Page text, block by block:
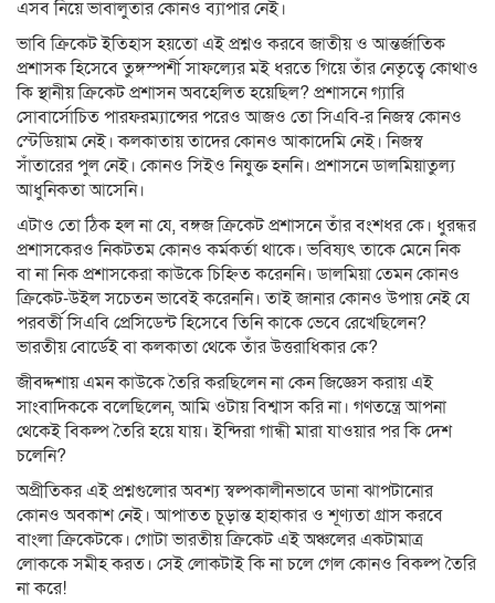
এসব নিয়ে ভাবালুতার কোনও ব্যাপার নেই।
ভাবি ক্রিকেট ইতিহাস হয়তো এই প্রশ্নও করবে জাতীয় ও আন্তর্জাতিক
প্রশাসক হিসেবে তুঙ্গস্পর্শী সাফল্যের মই ধরতে গিয়ে তাঁর নেতৃত্বে কোথাও
কি স্থানীয় ক্রিকেট প্রশাসন অবহেলিত হয়েছিল? প্রশাসনে গ্যারি
সোবার্সোচিত পারফরম্যান্সের পরেও আজও তো সিএবি-র নিজস্ব কোনও
স্টেডিয়াম নেই। কলকাতায় তাদের কোনও আকাদেমি নেই। নিজস্ব
সাঁতারের পুল নেই। কোনও সিইও নিযুক্ত হননি। প্রশাসনে ডালমিয়াতুল্য
আধুনিকতা আসেনি।
এটাও তো ঠিক হল না যে, বঙ্গজ ক্রিকেট প্রশাসনে তাঁর বংশধর কে। ধুরন্ধর
প্রশাসকেরও নিকটতম কোনও কর্মকর্তা থাকে। ভবিষ্যৎ তাকে মেনে নিক
বা না নিক প্রশাসকেরা কাউকে চিহ্নিত করেননি। ডালমিয়া তেমন কোনও
ক্রিকেট-উইল সচেতন ভাবেই করেননি। তাই জানার কোনও উপায় নেই যে
পরবর্তী সিএবি প্রেসিডেন্ট হিসেবে তিনি কাকে ভেবে রেখেছিলেন?
ভারতীয় বোর্ডেই বা কলকাতা থেকে তাঁর উত্তরাধিকার কে?
জীবদ্দশায় এমন কাউকে তৈরি করছিলেন না কেন জিজ্ঞেস করায় এই
সাংবাদিককে বলেছিলেন, আমি ওটায় বিশ্বাস করি না। গণতন্ত্রে আপনা
থেকেই বিকল্প তৈরি হয়ে যায়। ইন্দিরা গান্ধী মারা যাওয়ার পর কি দেশ
চলেনি?
অপ্রীতিকর এই প্রশ্নগুলোর অবশ্য স্বল্পকালীনভাবে ডানা ঝাপটানোর
কোনও অবকাশ নেই। আপাতত চূড়ান্ত হাহাকার ও শূণ্যতা গ্রাস করবে
বাংলা ক্রিকেটকে। গোটা ভারতীয় ক্রিকেট এই অঞ্চলের একটামাত্র
লোককে সমীহ করত। সেই লোকটাই কি না চলে গেল কোনও বিকল্প তৈরি
না করে!